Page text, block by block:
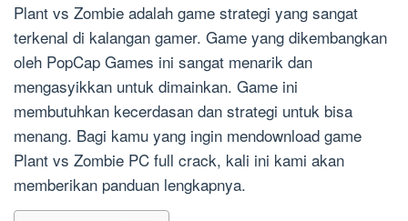
Plant vs Zombie adalah game strategi yang sangat
terkenal di kalangan gamer. Game yang dikembangkan
oleh PopCap Games ini sangat menarik dan
mengasyikkan untuk dimainkan. Game ini
membutuhkan kecerdasan dan strategi untuk bisa
menang. Bagi kamu yang ingin mendownload game
Plant vs Zombie PC full crack, kali ini kami akan
memberikan panduan lengkapnya.